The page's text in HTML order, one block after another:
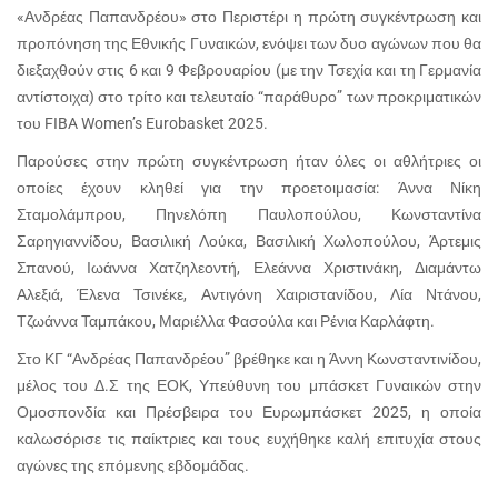
«Ανδρέας Παπανδρέου» στο Περιστέρι η πρώτη συγκέντρωση και
προπόνηση της Εθνικής Γυναικών, ενόψει των δυο αγώνων που θα
διεξαχθούν στις 6 και 9 Φεβρουαρίου (με την Τσεχία και τη Γερμανία
αντίστοιχα) στο τρίτο και τελευταίο “παράθυρο” των προκριματικών
του FIBA Women’s Eurobasket 2025.
Παρούσες στην πρώτη συγκέντρωση ήταν όλες οι αθλήτριες οι
οποίες έχουν κληθεί για την προετοιμασία: Άννα Νίκη
Σταμολάμπρου, Πηνελόπη Παυλοπούλου, Κωνσταντίνα
Σαρηγιαννίδου, Βασιλική Λούκα, Βασιλική Χωλοπούλου, Άρτεμις
Σπανού, Ιωάννα Χατζηλεοντή, Ελεάννα Χριστινάκη, Διαμάντω
Αλεξιά, Έλενα Τσινέκε, Αντιγόνη Χαιριστανίδου, Λία Ντάνου,
Τζωάννα Ταμπάκου, Μαριέλλα Φασούλα και Ρένια Καρλάφτη.
Στο ΚΓ “Ανδρέας Παπανδρέου” βρέθηκε και η Άννη Κωνσταντινίδου,
μέλος του Δ.Σ της ΕΟΚ, Υπεύθυνη του μπάσκετ Γυναικών στην
Ομοσπονδία και Πρέσβειρα του Ευρωμπάσκετ 2025, η οποία
καλωσόρισε τις παίκτριες και τους ευχήθηκε καλή επιτυχία στους
αγώνες της επόμενης εβδομάδας.